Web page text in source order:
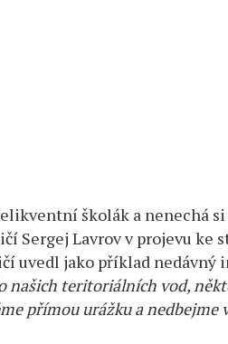
školák a nenechá
Sergej Lavrov v projevu ke
uvedl jako příklad nedávný
našich teritoriálních vod,
přímou urážku a nedbejme